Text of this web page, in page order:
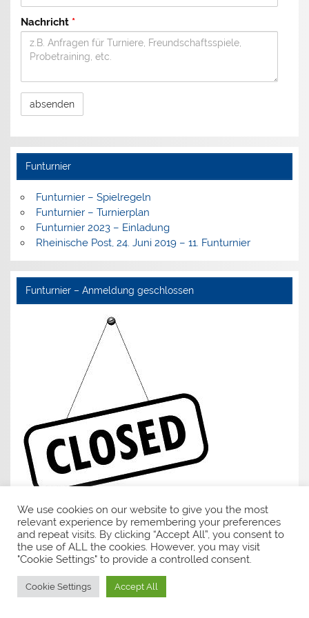
Nachricht *
t
e
n
a
t
i
v
e
:
Funturnier
Funturnier – Spielregeln
Funturnier – Turnierplan
Funturnier 2023 – Einladung
Rheinische Post, 24. Juni 2019 – 11. Funturnier
Funturnier – Anmeldung geschlossen
Funturnier
We use cookies on our website to give you the most
relevant experience by remembering your preferences
and repeat visits. By clicking “Accept All”, you consent to
the use of ALL the cookies. However, you may visit
"Cookie Settings" to provide a controlled consent.
Cookie Settings Accept All